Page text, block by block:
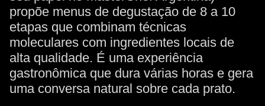
propõe menus de degustação de 8 a 10
etapas que combinam técnicas
moleculares com ingredientes locais de
alta qualidade. É uma experiência
gastronômica que dura várias horas e gera
uma conversa natural sobre cada prato.